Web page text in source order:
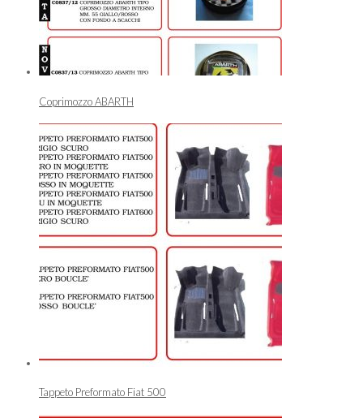
Coprimozzo ABARTH
Tappeto Preformato Fiat 500